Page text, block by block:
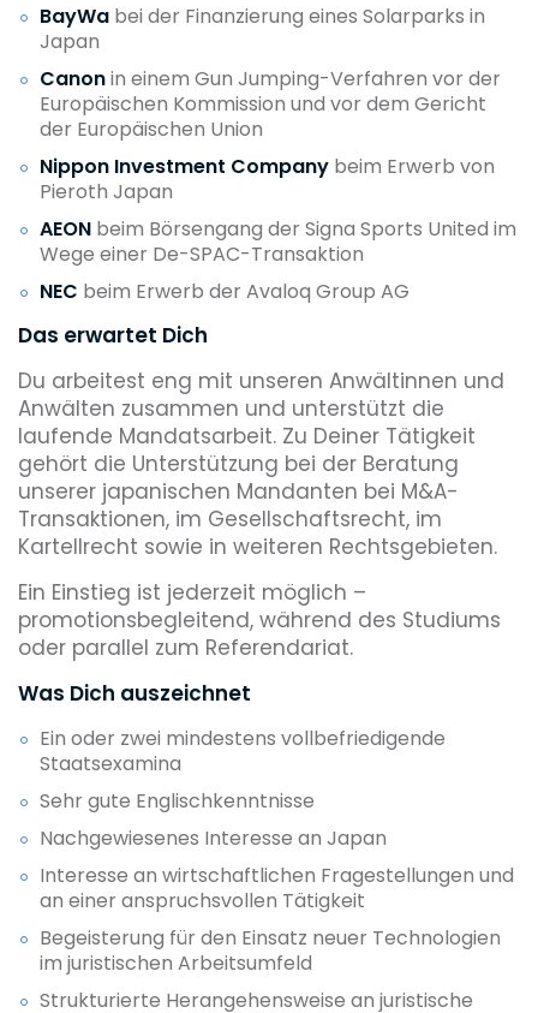
BayWa bei der Finanzierung eines Solarparks in
Japan
Canonin einem Gun Jumping-Verfahren vor der
Europäischen Kommission und vor dem Gericht
der Europäischen Union
Nippon Investment Company beim Erwerb von
Pieroth Japan
AEON beim Börsengang der Signa Sports United im
Wege einer De-SPAC-Transaktion
NEC beim Erwerb der Avaloq Group AG
Das erwartet Dich
Du arbeitest eng mit unseren Anwältinnen und
Anwälten zusammen und unterstützt die
laufende Mandatsarbeit. Zu Deiner Tätigkeit
gehört die Unterstützung bei der Beratung
unserer japanischen Mandanten bei M&A-
Transaktionen, im Gesellschaftsrecht, im
Kartellrecht sowie in weiteren Rechtsgebieten.
Ein Einstieg ist jederzeit möglich –
promotionsbegleitend, während des Studiums
oder parallel zum Referendariat.
Was Dich auszeichnet
Ein oder zwei mindestens vollbefriedigende
Staatsexamina
Sehr gute Englischkenntnisse
Nachgewiesenes Interesse an Japan
Interesse an wirtschaftlichen Fragestellungen und
an einer anspruchsvollen Tätigkeit
Begeisterung für den Einsatz neuer Technologien
im juristischen Arbeitsumfeld
Strukturierte Herangehensweise an juristische